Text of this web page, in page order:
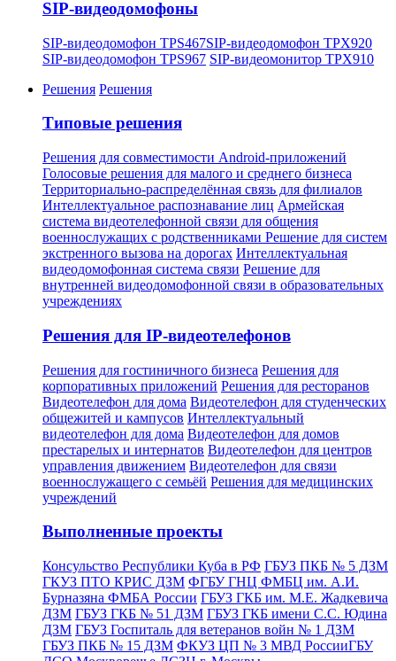
SIP-видеодомофоны
SIP-видеодомофон TPS467SIP-видеодомофон TPX920
SIP-видеодомофон TPS967 SIP-видеомонитор TPX910
Решения Решения
Типовые решения
Решения для совместимости Android-приложений
Голосовые решения для малого и среднего бизнеса
Территориально-распределённая связь для филиалов
Интеллектуальное распознавание лиц Армейская
система видеотелефонной связи для общения
военнослужащих с родственниками Решение для систем
экстренного вызова на дорогах Интеллектуальная
видеодомофонная система связи Решение для
внутренней видеодомофонной связи в образовательных
учреждениях
Решения для IP-видеотелефонов
Решения для гостиничного бизнеса Решения для
корпоративных приложений Решения для ресторанов
Видеотелефон для дома Видеотелефон для студенческих
общежитей и кампусов Интеллектуальный
видеотелефон для дома Видеотелефон для домов
престарелых и интернатов Видеотелефон для центров
управления движением Видеотелефон для связи
военнослужащего с семьёй Решения для медицинских
учреждений
Выполненные проекты
Консульство Республики Куба в РФ ГБУЗ ПКБ № 5 ДЗМ
ГКУЗ ПТО КРИC ДЗМ ФГБУ ГНЦ ФМБЦ им. А.И.
Бурназяна ФМБА России ГБУЗ ГКБ им. М.Е. Жадкевича
ДЗМ ГБУЗ ГКБ № 51 ДЗМ ГБУЗ ГКБ имени С.С. Юдина
ДЗМ ГБУЗ Госпиталь для ветеранов войн № 1 ДЗМ
ГБУЗ ПКБ № 15 ДЗМ ФКУЗ ЦП № 3 МВД РоссииГБУ